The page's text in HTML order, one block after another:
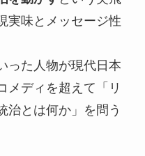
実味とメッセージ性
った人物が現代日本
メディを超えて「リ
治とは何か」を問う